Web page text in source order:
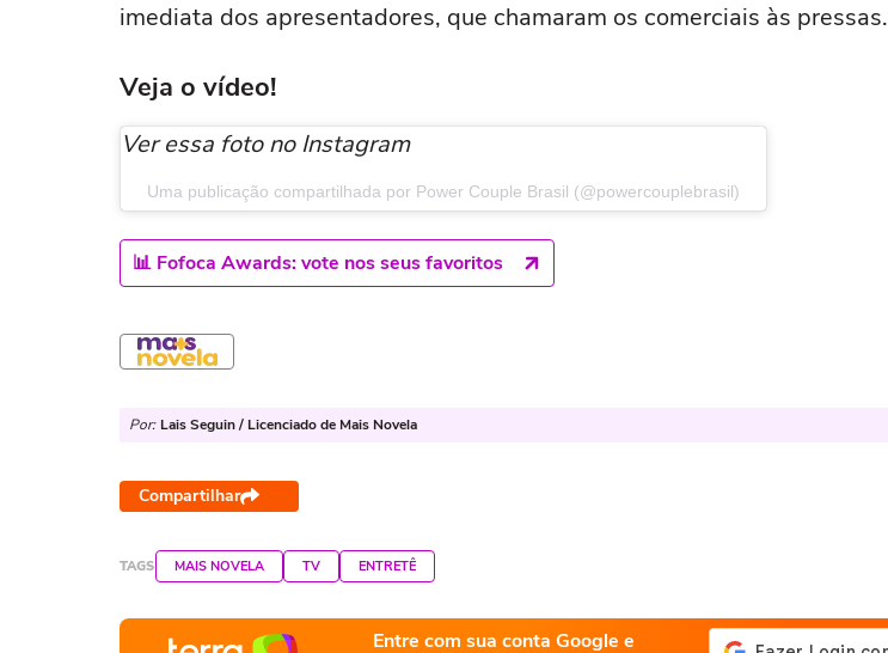
imediata dos apresentadores, que chamaram os comerciais às pressas.
Veja o vídeo!
Ver essa foto no Instagram
Uma publicação compartilhada por Power Couple Brasil (@powercouplebrasil)
📊 Fofoca Awards: vote nos seus favoritos
Por: Lais Seguin / Licenciado de Mais Novela
Compartilhar
TAGS MAIS NOVELA TV ENTRETÊ
Entre com sua conta Google e